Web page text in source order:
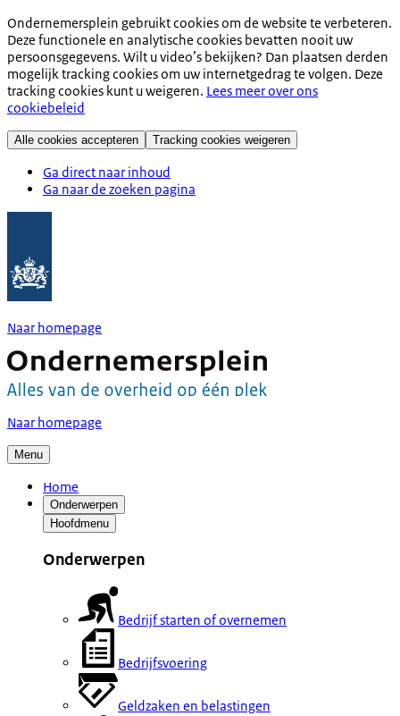
Ondernemersplein gebruikt cookies om de website te verbeteren.
Deze functionele en analytische cookies bevatten nooit uw
persoonsgegevens. Wilt u video’s bekijken? Dan plaatsen derden
mogelijk tracking cookies om uw internetgedrag te volgen. Deze
tracking cookies kunt u weigeren. Lees meer over ons
cookiebeleid
Alle cookies accepteren Tracking cookies weigeren
Ga direct naar inhoud
Ga naar de zoeken pagina
Naar homepage
Naar homepage
Menu
Home
Onderwerpen
Hoofdmenu
Onderwerpen
Bedrijf starten of overnemen
Bedrijfsvoering
Geldzaken en belastingen